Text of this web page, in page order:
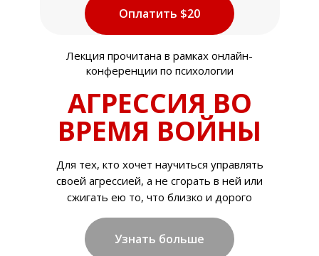
Оплатить $20
Узнать больше
Лекция прочитана в рамках онлайн-
конференции по психологии
Для тех, кто хочет научиться управлять
своей агрессией, а не сгорать в ней или
сжигать ею то, что близко и дорого
АГРЕССИЯ ВО
ВРЕМЯ ВОЙНЫ